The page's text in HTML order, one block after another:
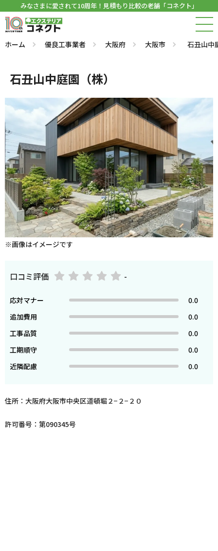
みなさまに愛されて10周年！見積もり比較の老舗「コネクト」
ホーム 優良工事業者 大阪府 大阪市 石丑山中
石丑山中庭園（株）
※画像はイメージです
口コミ評価 -
応対マナー
0.0
追加費用
0.0
工事品質
0.0
工期順守
0.0
近隣配慮
0.0
住所：大阪府大阪市中央区道頓堀２−２−２０
許可番号：第090345号